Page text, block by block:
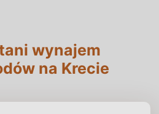
wynajem
na Krecie